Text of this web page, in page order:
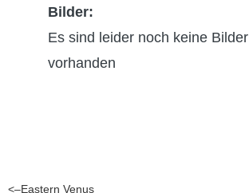
Bilder:
Es sind leider noch keine Bilder
vorhanden
<–Eastern Venus